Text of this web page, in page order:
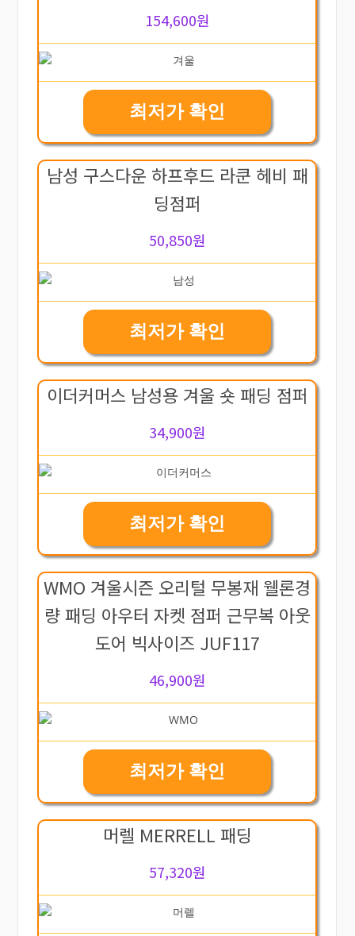
154,600원
최저가 확인
남성 구스다운 하프후드 라쿤 헤비 패
딩점퍼
50,850원
최저가 확인
이더커머스 남성용 겨울 숏 패딩 점퍼
34,900원
최저가 확인
WMO 겨울시즌 오리털 무봉재 웰론경
량 패딩 아우터 자켓 점퍼 근무복 아웃
도어 빅사이즈 JUF117
46,900원
최저가 확인
머렐 MERRELL 패딩
57,320원